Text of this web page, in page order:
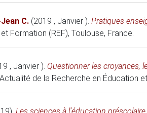
C. (2019 , Janvier ). Pratiques
Formation (REF), Toulouse, France.
, Janvier ). Questionner les croyances,
de la Recherche en Éducation